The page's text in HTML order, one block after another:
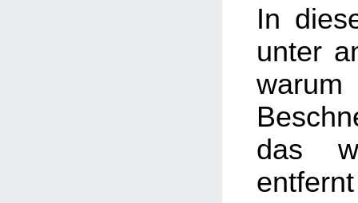
In
unter
das